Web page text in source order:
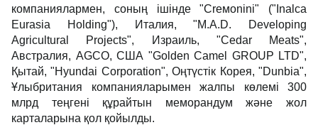
компаниялармен, соның ішінде "Crемоnini" ("Inalca
Eurasia Holding"), Италия, "M.A.D. Developing
Agricultural Projects", Израиль, "Cedar Meаts",
Австралия, AGCO, США "Golden Camel GROUP LTD",
Қытай, "Hyundai Corporation", Оңтүстік Корея, "Dunbia",
Ұлыбритания компанияларымен жалпы көлемі 300
млрд теңгені құрайтын меморандум және жол
карталарына қол қойылды.